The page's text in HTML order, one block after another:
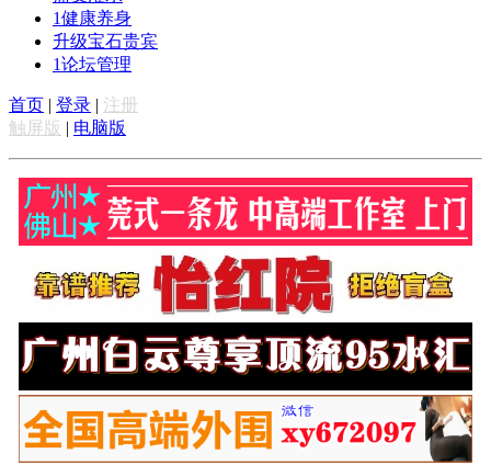
1健康养身
升级宝石贵宾
1论坛管理
首页 | 登录 | 注册
触屏版 | 电脑版